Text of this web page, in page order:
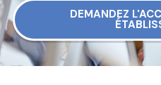
DEMANDEZ